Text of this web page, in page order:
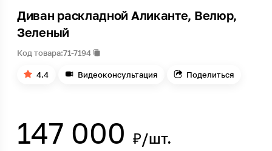
Диван раскладной Аликанте, Велюр,
Зеленый
Код товара:71-7194
4.4 Видеоконсультация Поделиться
147 000 ₽/шт.